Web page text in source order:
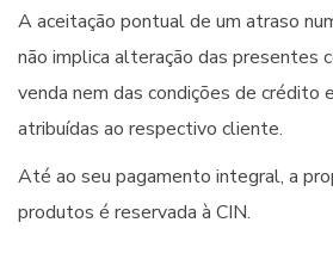
A aceitação pontual de um atraso
não implica alteração das presentes
venda nem das condições de crédito
atribuídas ao respectivo cliente.
Até ao seu pagamento integral, a
produtos é reservada à CIN.